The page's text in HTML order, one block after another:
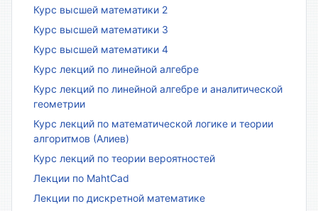
Курс высшей математики 2
Курс высшей математики 3
Курс высшей математики 4
Курс лекций по линейной алгебре
Курс лекций по линейной алгебре и аналитической
геометрии
Курс лекций по математической логике и теории
алгоритмов (Алиев)
Курс лекций по теории вероятностей
Лекции по MahtCad
Лекции по дискретной математике